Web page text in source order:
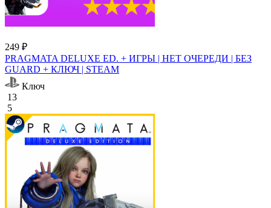
249 ₽
PRAGMATA DELUXE ED. + ИГРЫ | НЕТ ОЧЕРЕДИ | БЕЗ
GUARD + КЛЮЧ | STEAM
Ключ
13
5